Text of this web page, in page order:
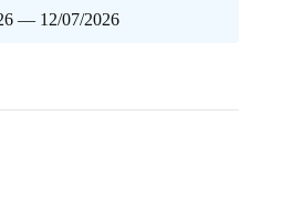
— 12/07/2026